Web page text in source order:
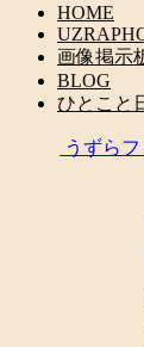
HOME
画像掲示
BLOG
ひとこと
うずらフ